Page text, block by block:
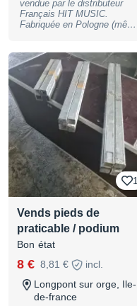
vendue par le distributeur
Français HIT MUSIC.
Fabriquée en Pologne (même
directions carré 290mm , ref:
AGQUA-09 Super état et
propres! Comme neuf. Avec
8 manchons et goupilles. 8
pièces disponibles. Le prix
est unitaire. Possibilité de
livraison en sus. Prix ferme.
1
Vends pieds de
praticable / podium
Bon état
8 € 8,81 €
incl.
Longpont sur orge, Ile-
de-france